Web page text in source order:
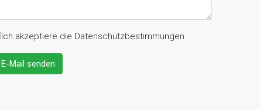
Ich akzeptiere die Datenschutzbestimmungen
E-Mail senden